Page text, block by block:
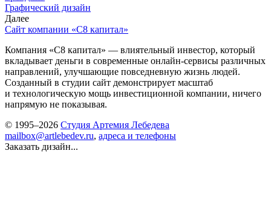
Графический дизайн
Далее
Сайт компании «С8 капитал»
Компания «С8 капитал» — влиятельный инвестор, который
вкладывает деньги в современные онлайн-сервисы различных
направлений, улучшающие повседневную жизнь людей.
Созданный в студии сайт демонстрирует масштаб
и технологическую мощь инвестиционной компании, ничего
напрямую не показывая.
© 1995–2026 Студия Артемия Лебедева
mailbox@artlebedev.ru, адреса и телефоны
Заказать дизайн...